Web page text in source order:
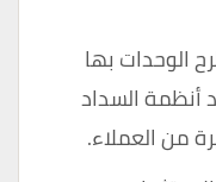
الوحدات بها
السداد
من العملاء.